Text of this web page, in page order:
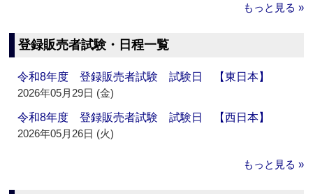
もっと見る »
登録販売者試験・日程一覧
令和8年度 登録販売者試験 試験日 【東日本】
2026年05月29日 (金)
令和8年度 登録販売者試験 試験日 【西日本】
2026年05月26日 (火)
もっと見る »